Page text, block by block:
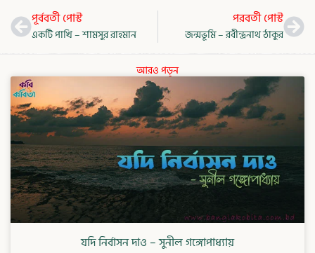
Prevপূর্ববর্তী পোস্ট
একটি পাখি – শামসুর রাহমান
পরবর্তী পোস্ট
জন্মভূমি – রবীন্দ্রনাথ ঠাকুর
আরও পড়ুন
যদি নির্বাসন দাও – সুনীল গঙ্গোপাধ্যায়